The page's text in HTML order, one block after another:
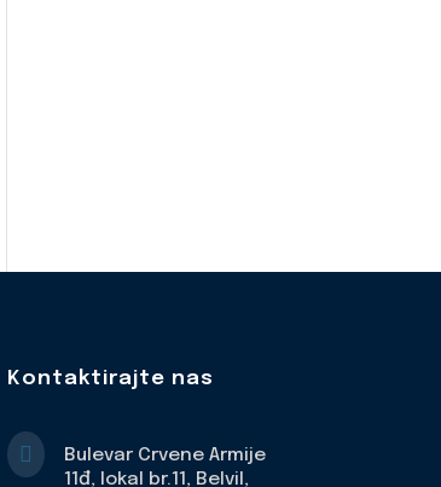
Kontaktirajte nas

Bulevar Crvene Armije
11đ, lokal br.11, Belvil,